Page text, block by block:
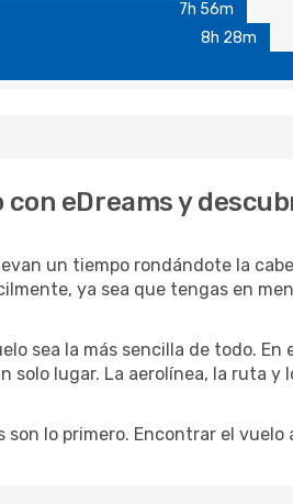
7h 56m
8h 28m
con eDreams y
un tiempo rondándote la
ya sea que tengas en
sea la más sencilla de todo. En
solo lugar. La aerolínea, la ruta
lo primero. Encontrar el